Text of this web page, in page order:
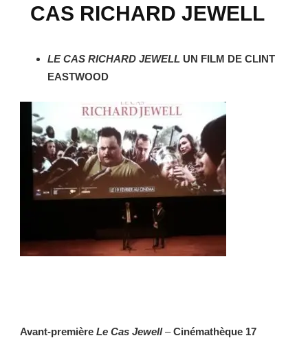
CAS RICHARD JEWELL
LE CAS RICHARD JEWELL UN FILM DE CLINT
EASTWOOD
Avant-première Le Cas Jewell –Cinémathèque 17